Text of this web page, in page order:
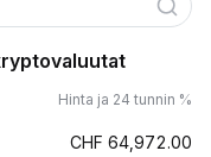
Hinta ja 24 tunnin %
CHF 64,972.00